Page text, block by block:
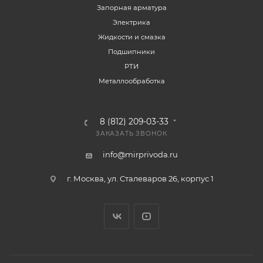
Запорная арматура
Электрика
Жидкости и смазка
Подшипники
РТИ
Металлообработка
8 (812) 209-03-33
ЗАКАЗАТЬ ЗВОНОК
info@mirprivoda.ru
г. Москва, ул. Сталеваров 26, корпус 1